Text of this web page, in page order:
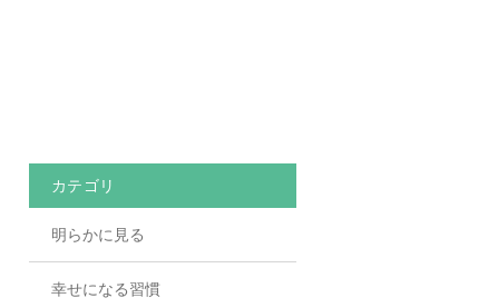
カテゴリ
明らかに見る
幸せになる習慣